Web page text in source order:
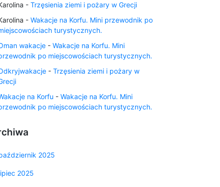
- Trzęsienia ziemi i pożary w Grecji
- Wakacje na Korfu. Mini przewodnik po
turystycznych.
wakacje - Wakacje na Korfu. Mini
po miejscowościach turystycznych.
- Trzęsienia ziemi i pożary w
na Korfu - Wakacje na Korfu. Mini
po miejscowościach turystycznych.
2025
2025